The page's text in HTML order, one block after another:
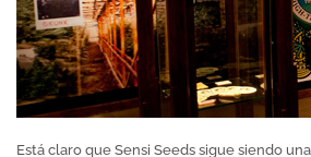
Está claro que Sensi Seeds sigue siendo